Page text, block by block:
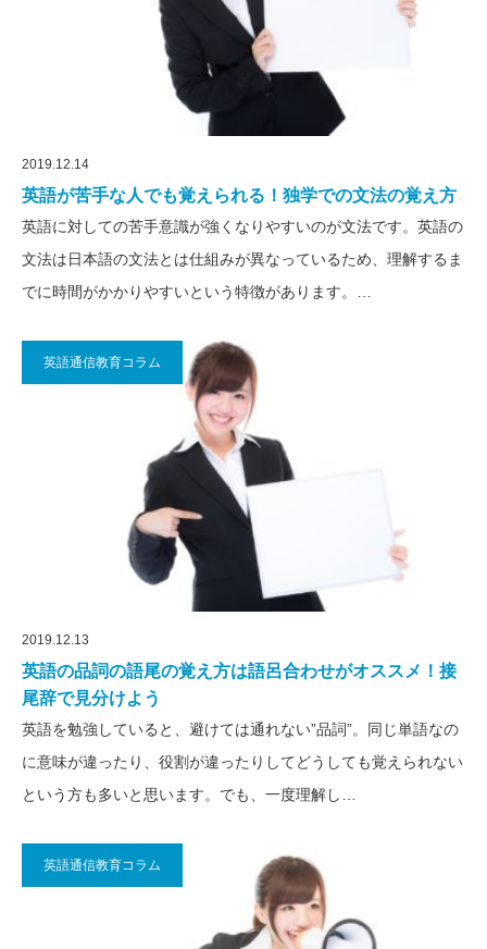
2019.12.14
英語が苦手な人でも覚えられる！独学での文法の覚え方
英語に対しての苦手意識が強くなりやすいのが文法です。英語の
文法は日本語の文法とは仕組みが異なっているため、理解するま
でに時間がかかりやすいという特徴があります。…
英語通信教育コラム
2019.12.13
英語の品詞の語尾の覚え方は語呂合わせがオススメ！接
尾辞で見分けよう
英語を勉強していると、避けては通れない”品詞”。同じ単語なの
に意味が違ったり、役割が違ったりしてどうしても覚えられない
という方も多いと思います。でも、一度理解し…
英語通信教育コラム